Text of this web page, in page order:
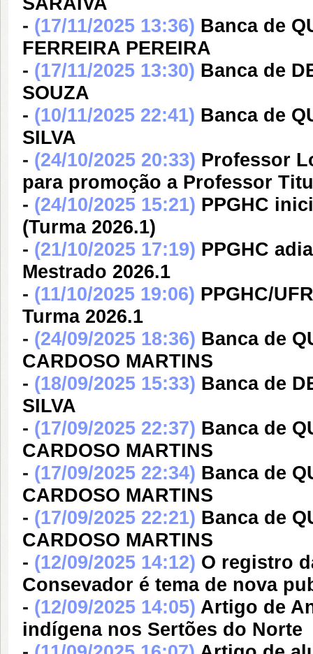
- (17/11/2025 13:36) Banca de
FERREIRA PEREIRA
- (17/11/2025 13:30) Banca de
SOUZA
- (10/11/2025 22:41) Banca de
SILVA
- (24/10/2025 20:33) Professor
para promoção a Professor
- (24/10/2025 15:21) PPGHC
(Turma 2026.1)
- (21/10/2025 17:19) PPGHC
Mestrado 2026.1
- (11/10/2025 19:06) PPGHC/
Turma 2026.1
- (24/09/2025 18:36) Banca de
CARDOSO MARTINS
- (18/09/2025 15:33) Banca de
SILVA
- (17/09/2025 22:37) Banca de
CARDOSO MARTINS
- (17/09/2025 22:34) Banca de
CARDOSO MARTINS
- (17/09/2025 22:21) Banca de
CARDOSO MARTINS
- (12/09/2025 14:12) O registro
Consevador é tema de nova
- (12/09/2025 14:05) Artigo de
indígena nos Sertões do Norte